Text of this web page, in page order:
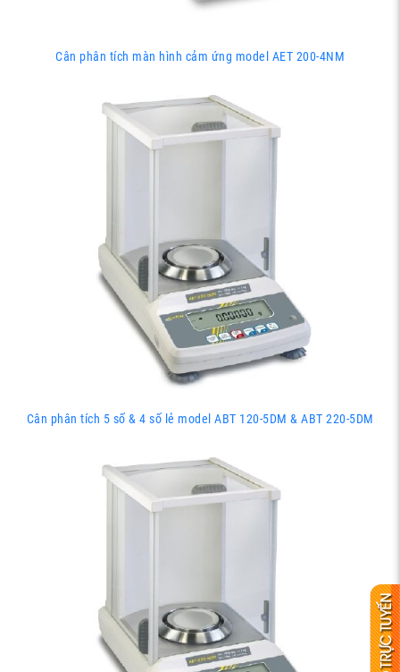
Cân phân tích màn hình cảm ứng model AET 200-4NM
Cân phân tích 5 số & 4 số lẻ model ABT 120-5DM & ABT 220-5DM